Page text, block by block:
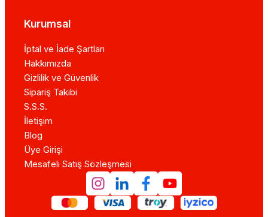
Kurumsal
İptal ve İade Şartları
Hakkımızda
Gizlilik ve Güvenlik
Sipariş Takibi
S.S.S.
İletişim
Blog
Üye Girişi
Mesafeli Satış Sözleşmesi